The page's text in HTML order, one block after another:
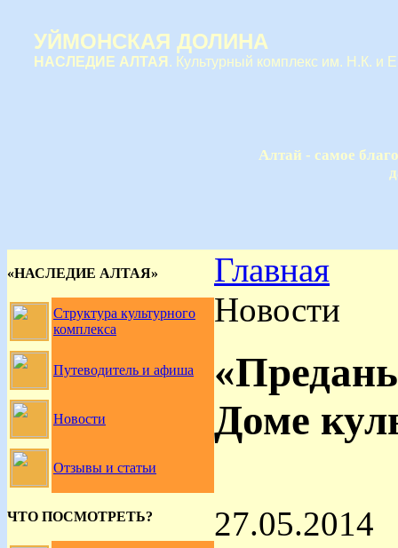
УЙМОНСКАЯ ДОЛИНА
НАСЛЕДИЕ АЛТАЯ . Культурный комплекс им. Н.К. и
Алтай - самое
«НАСЛЕДИЕ АЛТАЯ»
Структура культурного
комплекса
Путеводитель и афиша
Новости
Отзывы и статьи
ЧТО ПОСМОТРЕТЬ?
Главная
Новости
Доме
27.05.2014